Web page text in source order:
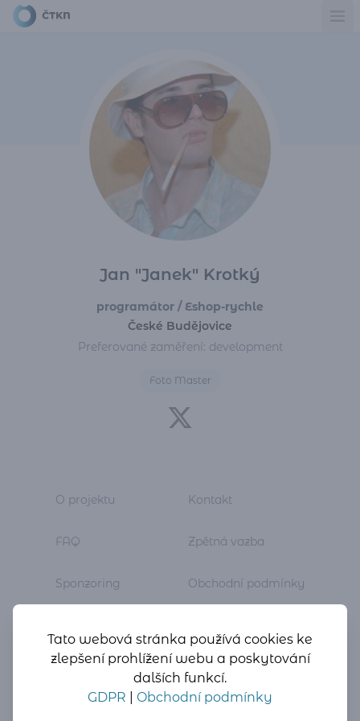
Jan "Janek" Krotký
programátor / Eshop-rychle
České Budějovice
Preferované zaměření: development
Foto Master
O projektu
FAQ
Sponzoring
Kontakt
Zpětná vazba
Obchodní podmínky
Tato webová stránka používá cookies ke
zlepšení prohlížení webu a poskytování
dalších funkcí.
GDPR
Obchodní podmínky